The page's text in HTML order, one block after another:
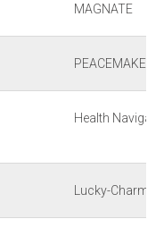
MAGNATE
PEACEMAKER
Health
Lucky-Charm